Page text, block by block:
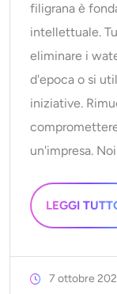
filigrana è
intellettuale.
eliminare i
d'epoca o si
iniziative.
un'impresa. Noi
LEGGI
7 ottobre